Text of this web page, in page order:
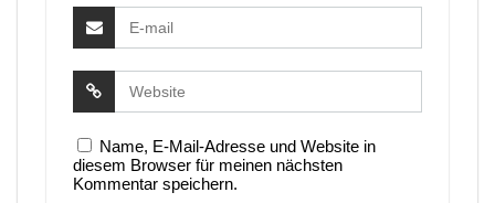
Name, E-Mail-Adresse und Website in
diesem Browser für meinen nächsten
Kommentar speichern.